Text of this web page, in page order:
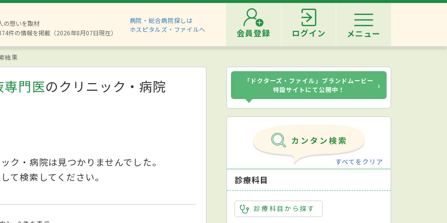
の想いを取材
件の情報を掲載（2026年8月07日現在）
病院・総合病院探しは
ホスピタルズ・ファイルへ
会員登録 ログイン メニュー
結果
門医のクリニック・病院
ク・病院は見つかりませんでした。
て検索してください。
「ドクターズ・ファイル」ブランドムービー
特設サイトにて公開中！
›
すべてをクリア
診療科目
診療科目から探す